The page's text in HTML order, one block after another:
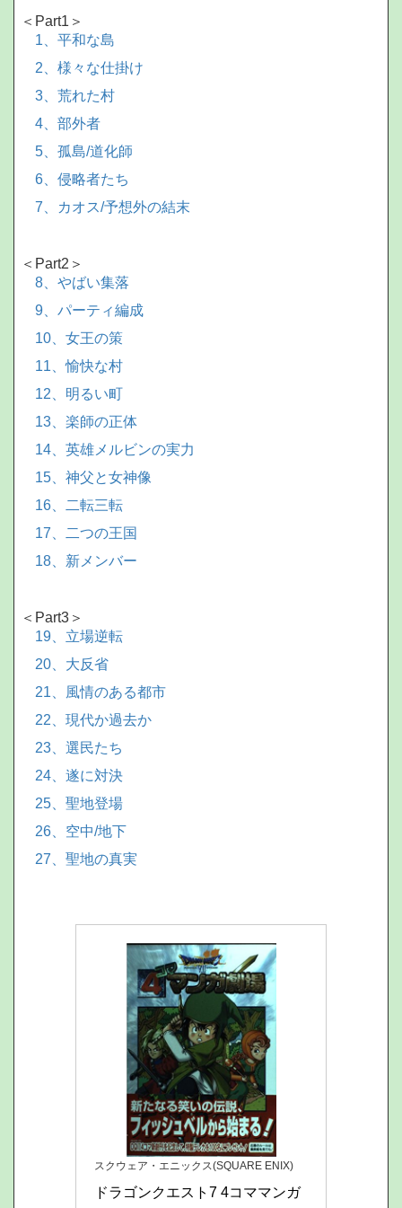
＜Part1＞
1、平和な島
2、様々な仕掛け
3、荒れた村
4、部外者
5、孤島/道化師
6、侵略者たち
7、カオス/予想外の結末
＜Part2＞
8、やばい集落
9、パーティ編成
10、女王の策
11、愉快な村
12、明るい町
13、楽師の正体
14、英雄メルビンの実力
15、神父と女神像
16、二転三転
17、二つの王国
18、新メンバー
＜Part3＞
19、立場逆転
20、大反省
21、風情のある都市
22、現代か過去か
23、選民たち
24、遂に対決
25、聖地登場
26、空中/地下
27、聖地の真実
スクウェア・エニックス(SQUARE ENIX)
ドラゴンクエスト7 4コママンガ